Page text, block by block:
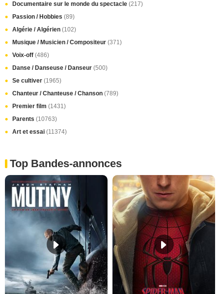
Documentaire sur le monde du spectacle (217)
Passion / Hobbies (89)
Algérie / Algérien (102)
Musique / Musicien / Compositeur (371)
Voix-off (486)
Danse / Danseuse / Danseur (500)
Se cultiver (1965)
Chanteur / Chanteuse / Chanson (789)
Premier film (1431)
Parents (10763)
Art et essai (11374)
Top Bandes-annonces